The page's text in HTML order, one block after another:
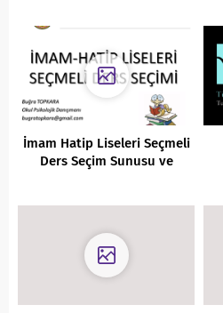
İmam Hatip Liseleri Seçmeli
Ders Seçim Sunusu ve